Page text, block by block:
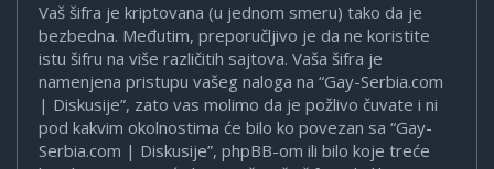
Vaš šifra je kriptovana (u jednom smeru) tako da je
bezbedna. Međutim, preporučljivo je da ne koristite
istu šifru na više različitih sajtova. Vaša šifra je
namenjena pristupu vašeg naloga na “Gay-Serbia.com
| Diskusije”, zato vas molimo da je požlivo čuvate i ni
pod kakvim okolnostima će bilo ko povezan sa “Gay-
Serbia.com | Diskusije”, phpBB-om ili bilo koje treće